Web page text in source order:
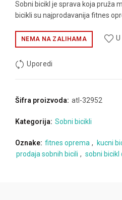
Sobni bicikl je sprava koja pruža
bicikli su najprodavanija fitnes
NEMA NA ZALIHAMA
Uporedi
Šifra proizvoda: atl-32952
Kategorija: Sobni bicikli
Oznake: fitnes oprema , kucni
prodaja sobnih bicili , sobni bicikl